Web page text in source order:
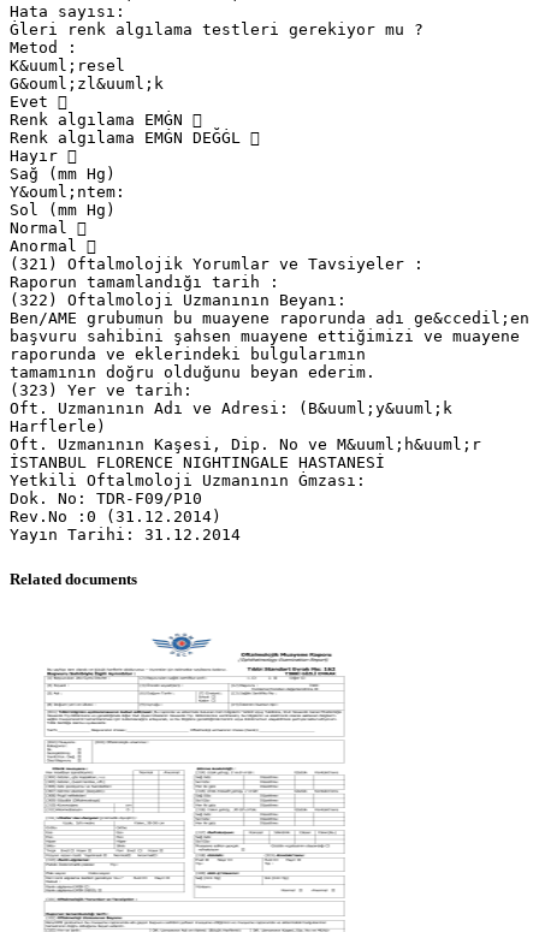
Hata sayısı:
Ġleri renk algılama testleri gerekiyor mu ?
Metod :
K&uuml;resel
G&ouml;zl&uuml;k
Evet 
Renk algılama EMĠN 
Renk algılama EMĠN DEĞĠL 
Hayır 
Sağ (mm Hg)
Y&ouml;ntem:
Sol (mm Hg)
Normal 
Anormal 
(321) Oftalmolojik Yorumlar ve Tavsiyeler :
Raporun tamamlandığı tarih :
(322) Oftalmoloji Uzmanının Beyanı:
Ben/AME grubumun bu muayene raporunda adı ge&ccedil;en
başvuru sahibini şahsen muayene ettiğimizi ve muayene
raporunda ve eklerindeki bulgularımın
tamamının doğru olduğunu beyan ederim.
(323) Yer ve tarih:
Oft. Uzmanının Adı ve Adresi: (B&uuml;y&uuml;k
Harflerle)
Oft. Uzmanının Kaşesi, Dip. No ve M&uuml;h&uuml;r
İSTANBUL FLORENCE NIGHTINGALE HASTANESİ
Yetkili Oftalmoloji Uzmanının Ġmzası:
Dok. No: TDR-F09/P10
Rev.No :0 (31.12.2014)
Related documents